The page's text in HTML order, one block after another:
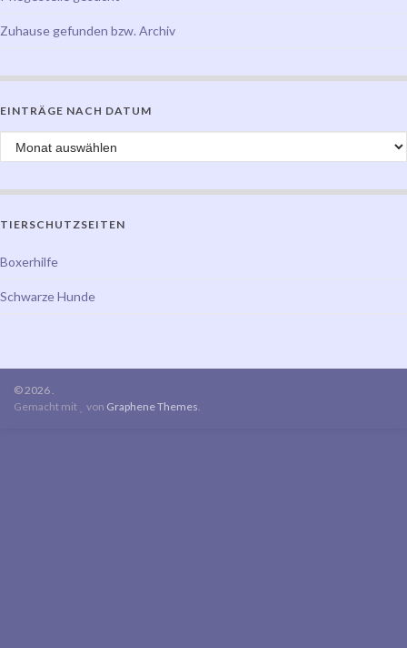
Zuhause gefunden bzw. Archiv
EINTRÄGE NACH DATUM
Einträge nach Datum
TIERSCHUTZSEITEN
Boxerhilfe
Schwarze Hunde
© 2026 .
Gemacht mit
von Graphene Themes.